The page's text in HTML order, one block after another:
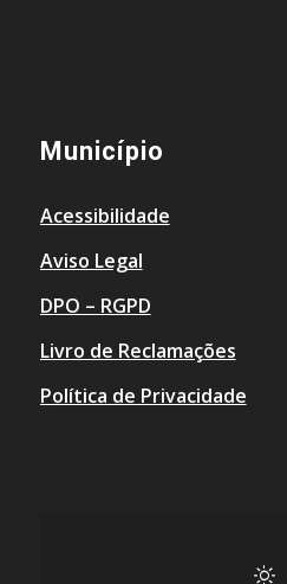
Município
Acessibilidade
Aviso Legal
DPO – RGPD
Livro de Reclamações
Política de Privacidade